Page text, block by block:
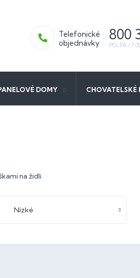
800
DOMY CHOVATELSKÉ
na židli.
Nízké